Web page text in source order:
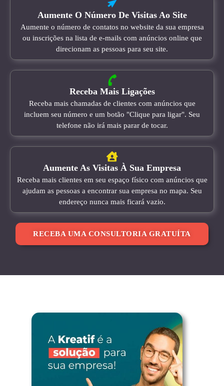
Aumente O Número De Visitas Ao Site
Aumente o número de contatos no website da sua empresa
ou inscrições na lista de e-mails com anúncios online que
direcionam as pessoas para seu site.
Receba Mais Ligações
Receba mais chamadas de clientes com anúncios que
incluem seu número e um botão "Clique para ligar". Seu
telefone não irá mais parar de tocar.
Aumente As Visitas À Sua Empresa
Receba mais clientes em seu espaço físico com anúncios que
ajudam as pessoas a encontrar sua empresa no mapa. Seu
endereço nunca mais ficará vazio.
RECEBA UMA CONSULTORIA GRATUÍTA